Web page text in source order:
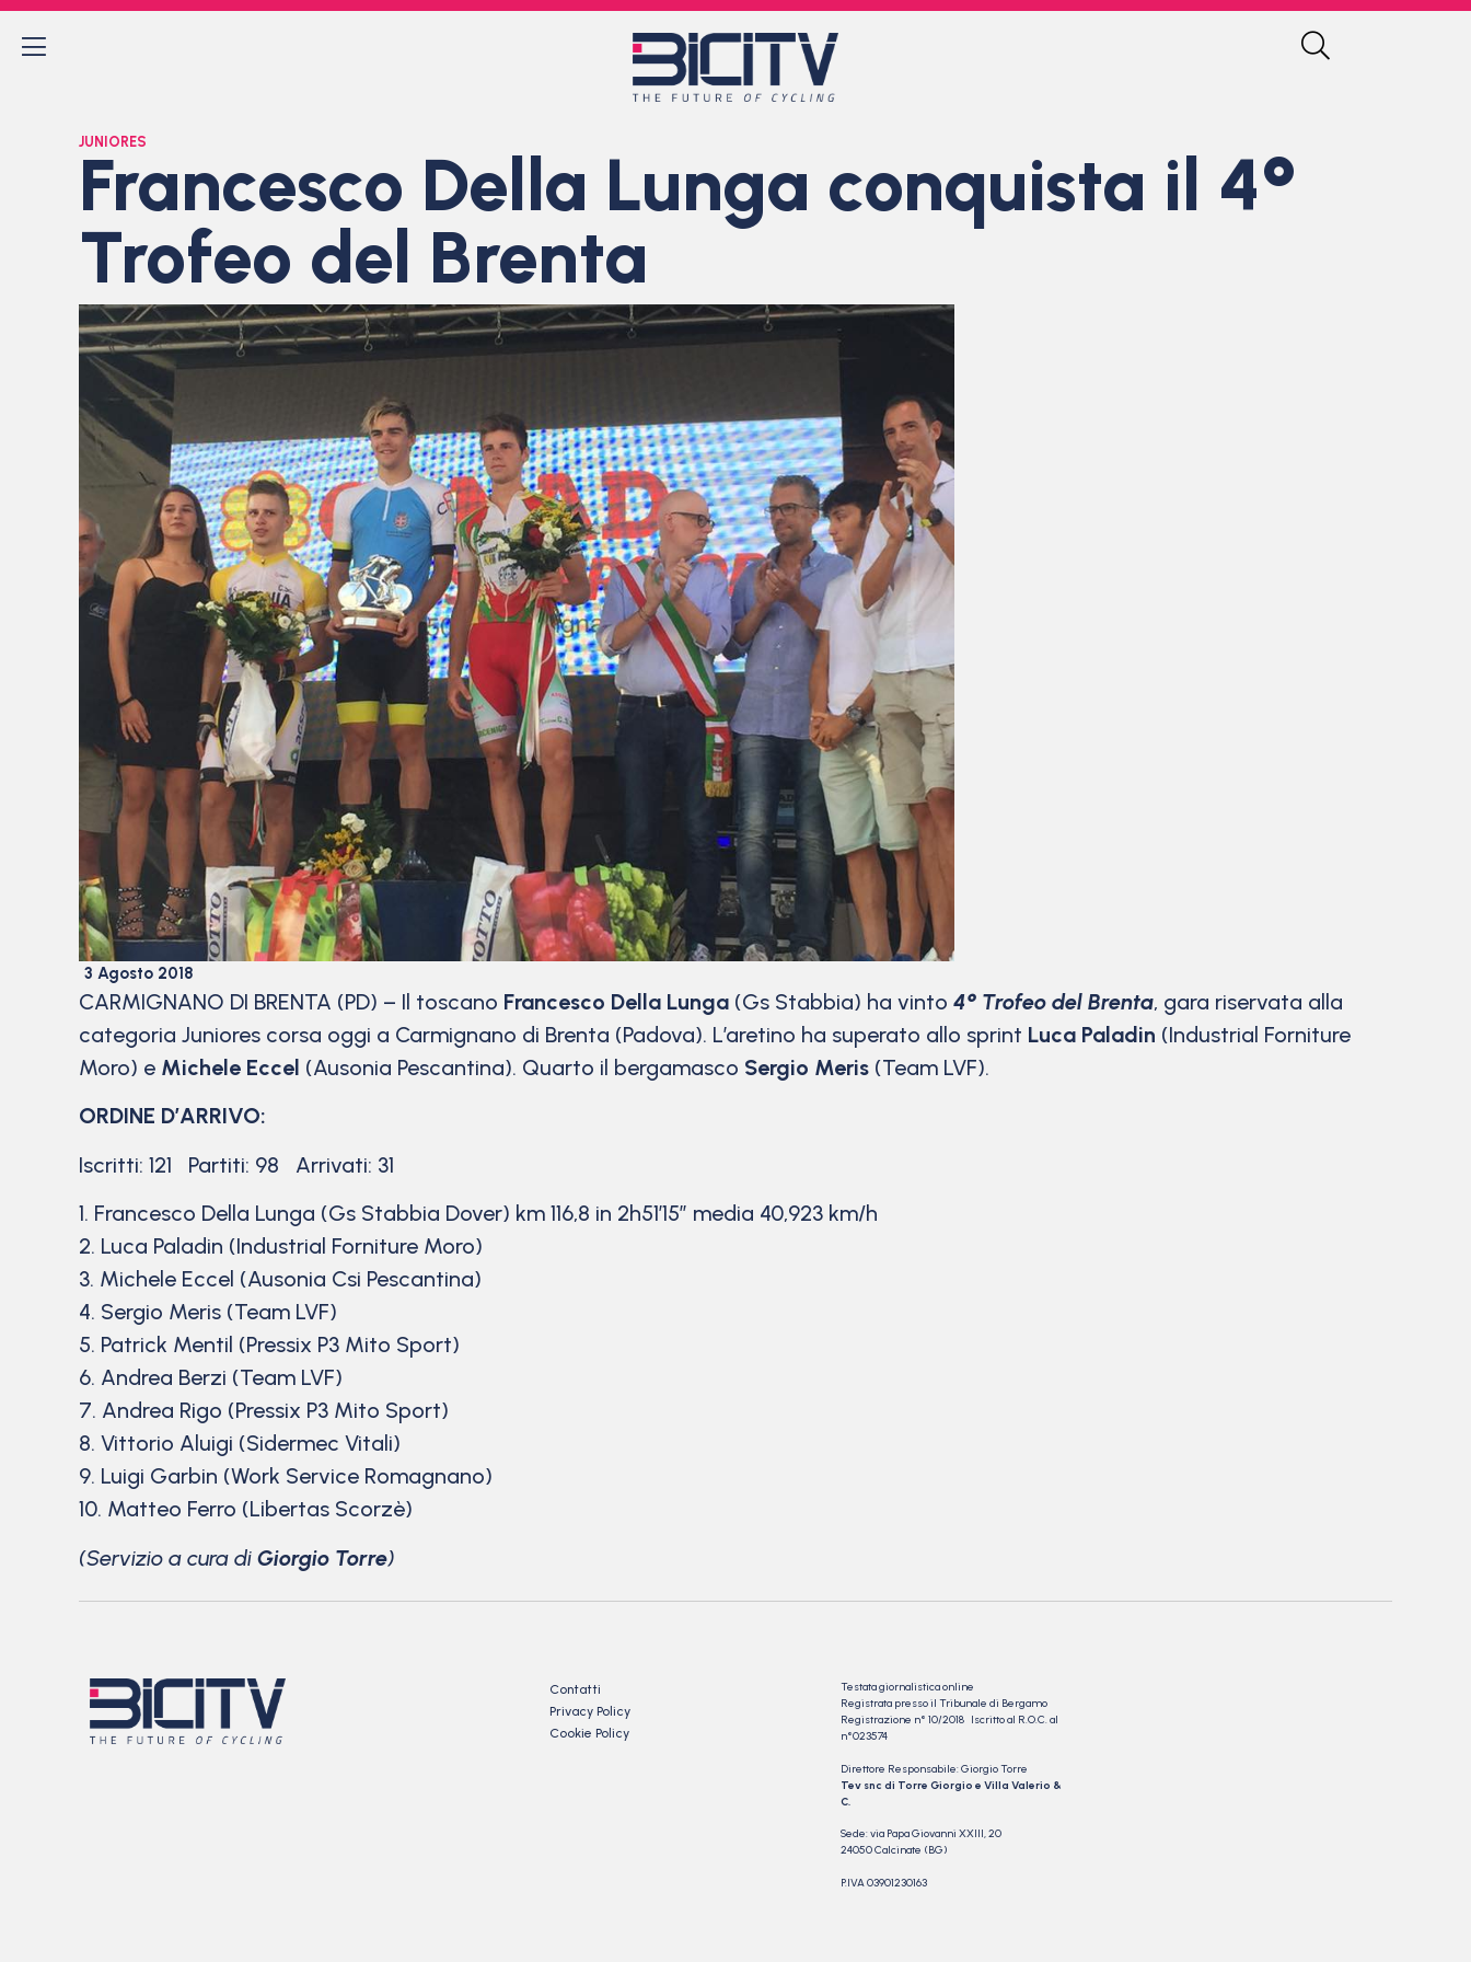
JUNIORES
Francesco Della Lunga conquista il 4°
Trofeo del Brenta
3 Agosto 2018
CARMIGNANO DI BRENTA (PD) – Il toscano Francesco Della Lunga (Gs Stabbia) ha vinto 4° Trofeo del Brenta, gara riservata alla
categoria Juniores corsa oggi a Carmignano di Brenta (Padova). L’aretino ha superato allo sprint Luca Paladin (Industrial Forniture
Moro) e Michele Eccel (Ausonia Pescantina). Quarto il bergamasco Sergio Meris (Team LVF).
ORDINE D’ARRIVO:
Iscritti: 121 Partiti: 98 Arrivati: 31
1. Francesco Della Lunga (Gs Stabbia Dover) km 116,8 in 2h51’15” media 40,923 km/h
2. Luca Paladin (Industrial Forniture Moro)
3. Michele Eccel (Ausonia Csi Pescantina)
4. Sergio Meris (Team LVF)
5. Patrick Mentil (Pressix P3 Mito Sport)
6. Andrea Berzi (Team LVF)
7. Andrea Rigo (Pressix P3 Mito Sport)
8. Vittorio Aluigi (Sidermec Vitali)
9. Luigi Garbin (Work Service Romagnano)
10. Matteo Ferro (Libertas Scorzè)
(Servizio a cura di Giorgio Torre)
Contatti
Privacy Policy
Cookie Policy
Testata giornalistica online
Registrata presso il Tribunale di Bergamo
Registrazione n° 10/2018 Iscritto al R.O.C. al
n°023574
Direttore Responsabile: Giorgio Torre
Tev snc di Torre Giorgio e Villa Valerio &
C.
Sede: via Papa Giovanni XXIII, 20
24050 Calcinate (BG)
P.IVA 03901230163